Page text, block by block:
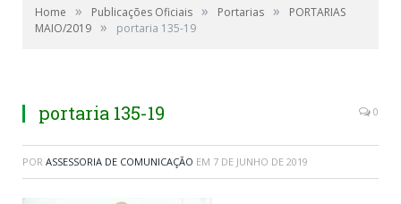
Home » Publicações Oficiais » Portarias »
PORTARIAS
MAIO/2019 » portaria 135-19
portaria 135-19 0
POR ASSESSORIA DE COMUNICAÇÃO EM 7 DE JUNHO DE 2019